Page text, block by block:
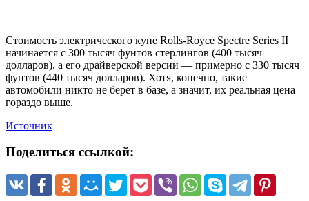
Стоимость электрического купе Rolls-Royce Spectre Series II
начинается с 300 тысяч фунтов стерлингов (400 тысяч
долларов), а его драйверской версии — примерно с 330 тысяч
фунтов (440 тысяч долларов). Хотя, конечно, такие
автомобили никто не берет в базе, а значит, их реальная цена
гораздо выше.
Источник
Поделиться ссылкой: